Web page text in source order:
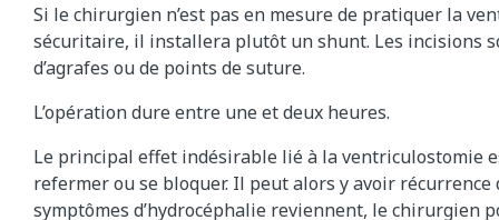
Si le chirurgien n’est pas en mesure de pratiquer la
sécuritaire, il installera plutôt un shunt. Les incisions
d’agrafes ou de points de suture.
L’opération dure entre une et deux heures.
Le principal effet indésirable lié à la ventriculostomie
refermer ou se bloquer. Il peut alors y avoir récurrence
symptômes d’hydrocéphalie reviennent, le chirurgien